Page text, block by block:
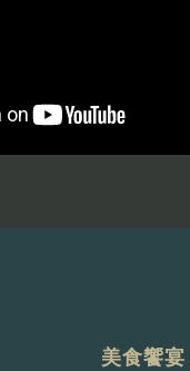
美食饗